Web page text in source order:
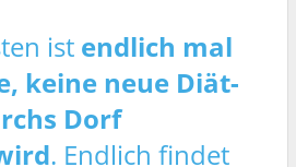
ist endlich mal
keine neue Diät-
Dorf
. Endlich findet